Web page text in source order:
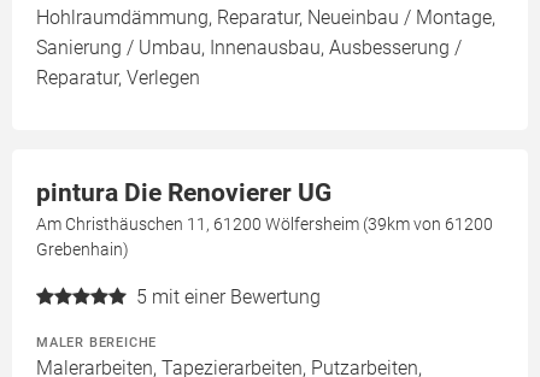
Hohlraumdämmung, Reparatur, Neueinbau / Montage,
Sanierung / Umbau, Innenausbau, Ausbesserung /
Reparatur, Verlegen
pintura Die Renovierer UG
Am Christhäuschen 11, 61200 Wölfersheim (39km von 61200
Grebenhain)
5 mit einer Bewertung
MALER BEREICHE
Malerarbeiten, Tapezierarbeiten, Putzarbeiten,